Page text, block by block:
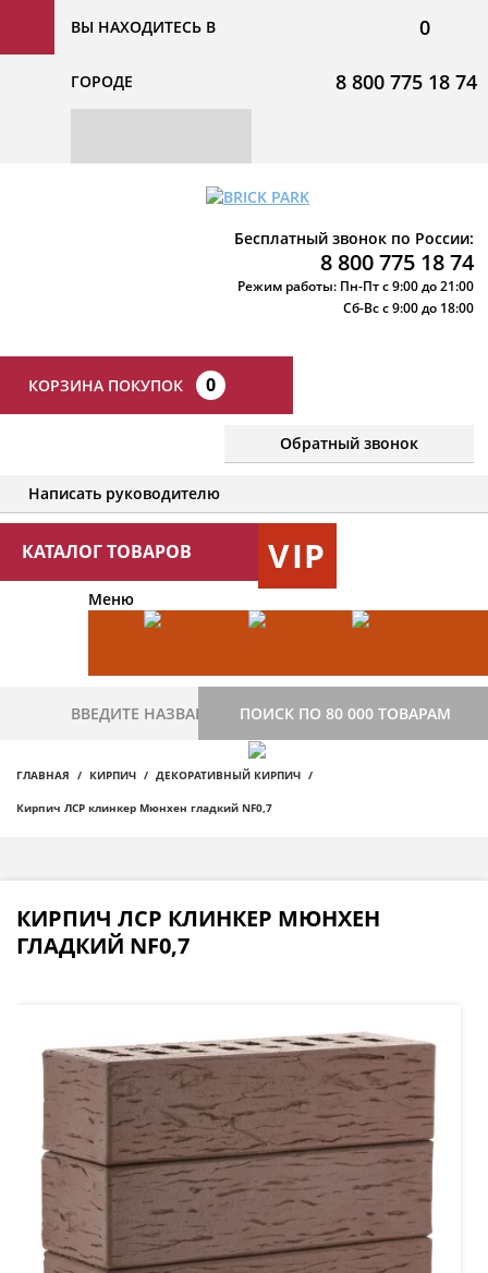
ВЫ НАХОДИТЕСЬ В
ГОРОДЕ
0
8 800 775 18 74
Бесплатный звонок по России:
8 800 775 18 74
Режим работы: Пн-Пт с 9:00 до 21:00
Сб-Вс с 9:00 до 18:00
КОРЗИНА ПОКУПОК 0
Обратный звонок
Написать руководителю
КАТАЛОГ ТОВАРОВ VIP
Меню
ПОИСК ПО 80 000 ТОВАРАМ
ГЛАВНАЯ КИРПИЧ ДЕКОРАТИВНЫЙ КИРПИЧ
Кирпич ЛСР клинкер Мюнхен гладкий NF0,7
КИРПИЧ ЛСР КЛИНКЕР МЮНХЕН
ГЛАДКИЙ NF0,7